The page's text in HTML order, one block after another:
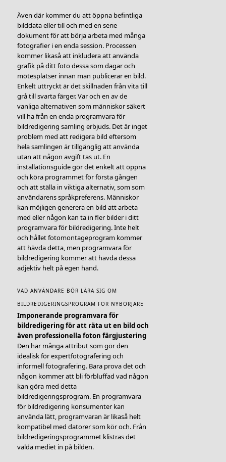
Även där kommer du att öppna befintliga
bilddata eller till och med en serie
dokument för att börja arbeta med många
fotografier i en enda session. Processen
kommer likaså att inkludera att använda
grafik på ditt foto dessa som dagar och
mötesplatser innan man publicerar en bild.
Enkelt uttryckt är det skillnaden från vita till
grå till svarta färger. Var och en av de
vanliga alternativen som människor säkert
vill ha från en enda programvara för
bildredigering samling erbjuds. Det är inget
problem med att redigera bild eftersom
hela samlingen är tillgänglig att använda
utan att någon avgift tas ut. En
installationsguide gör det enkelt att öppna
och köra programmet för första gången
och att ställa in viktiga alternativ, som som
användarens språkpreferens. Människor
kan möjligen generera en bild att arbeta
med eller någon kan ta in fler bilder i ditt
programvara för bildredigering. Inte helt
och hållet fotomontageprogram kommer
att hävda detta, men programvara för
bildredigering kommer att hävda dessa
adjektiv helt på egen hand.
VAD ANVÄNDARE BÖR LÄRA SIG OM
BILDREDIGERINGSPROGRAM FÖR NYBÖRJARE
Imponerande programvara för
bildredigering för att räta ut en bild och
även professionella foton färgjustering
Den har många attribut som gör den
idealisk för expertfotografering och
informell fotografering. Bara prova det och
någon kommer att bli förbluffad vad någon
kan göra med detta
bildredigeringsprogram. En programvara
för bildredigering konsumenter kan
använda lätt, programvaran är likaså helt
kompatibel med datorer som kör och. Från
bildredigeringsprogrammet klistras det
valda mediet in på bilden.